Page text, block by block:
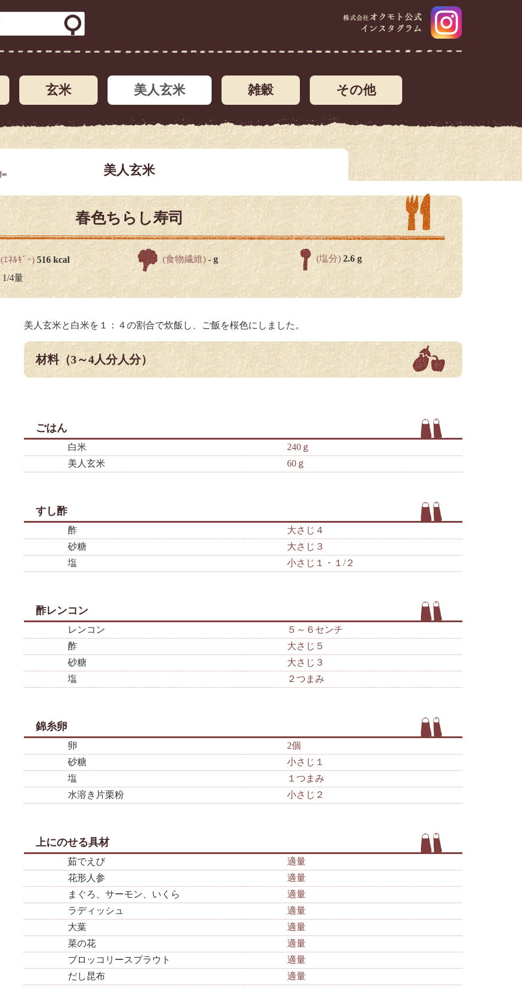
玄米 美人玄米 雑穀 その他
美人玄米
春色ちらし寿司
(ｴﾈﾙｷﾞｰ) 516 kcal
1/4量
(食物繊維) - g (塩分) 2.6 g
美人玄米と白米を１：４の割合で炊飯し、ご飯を桜色にしました。
材料（3～4人分人分）
ごはん
白米
240ｇ
美人玄米
60ｇ
すし酢
酢
大さじ４
砂糖
大さじ３
塩
小さじ１・１/２
酢レンコン
レンコン
５～６センチ
酢
大さじ５
砂糖
大さじ３
塩
２つまみ
錦糸卵
卵
2個
砂糖
小さじ１
塩
１つまみ
水溶き片栗粉
小さじ２
上にのせる具材
茹でえび
適量
花形人参
適量
まぐろ、サーモン、いくら
適量
ラディッシュ
適量
大葉
適量
菜の花
適量
ブロッコリースプラウト
適量
だし昆布
適量